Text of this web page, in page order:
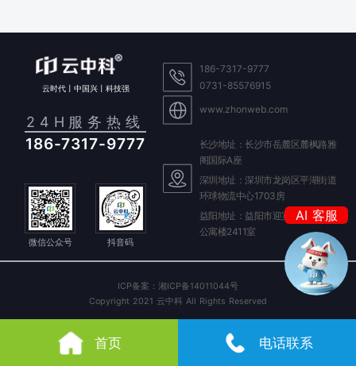
AI 客服
晓云
我是你的
云时代丨中国兴丨科技强
24H服务热线
186-7317-9777
微信公众号 抖音码
186-7317-9777
0731-85576915
www.zhonweb.com
长沙地址：长沙市岳麓区麓枫路雅
阁国际A座
深圳地址：深圳市龙岗区平湖街道
环球物流中心1703房
益阳地址：益阳市迎宾东路588号
公寓楼2411室
ICP备案：湘ICP备14011044号
Copyright 2021 云中科 All Rights Reserved
首页 电话联系